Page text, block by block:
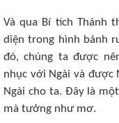
Và qua Bí tích Thánh
diện trong hình bánh
đó, chúng ta được
nhục với Ngài và được
Ngài cho ta. Đây là
mà tưởng như mơ.